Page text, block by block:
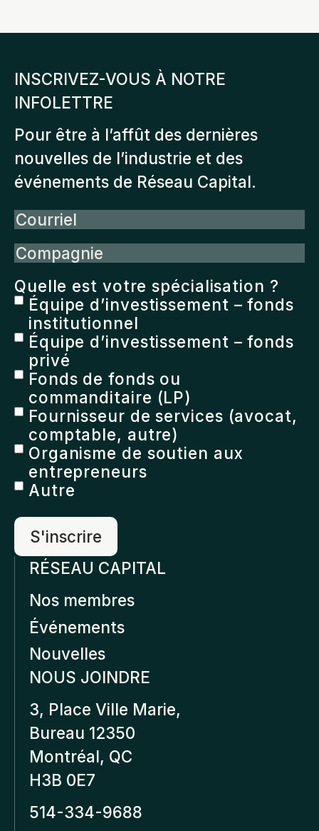
INSCRIVEZ-VOUS À NOTRE
INFOLETTRE
Pour être à l’affût des dernières
nouvelles de l’industrie et des
événements de Réseau Capital.
Courriel
Compagnie
Quelle est votre spécialisation ?
Équipe d’investissement – fonds
institutionnel
Équipe d’investissement – fonds
privé
Fonds de fonds ou
commanditaire (LP)
Fournisseur de services (avocat,
comptable, autre)
Organisme de soutien aux
entrepreneurs
Autre
RÉSEAU CAPITAL
Nos membres
Événements
Nouvelles
NOUS JOINDRE
3, Place Ville Marie,
Bureau 12350
Montréal, QC
H3B 0E7
514-334-9688